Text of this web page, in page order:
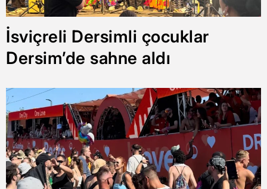
İsviçreli Dersimli çocuklar
Dersim’de sahne aldı